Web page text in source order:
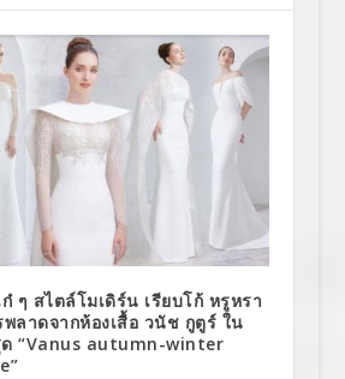
ๆ สไตล์โมเดิร์น เรียบโก้ หรูหรา
พลาดจากห้องเสื้อ วนัช กูตูร์ ใน
“Vanus autumn-winter